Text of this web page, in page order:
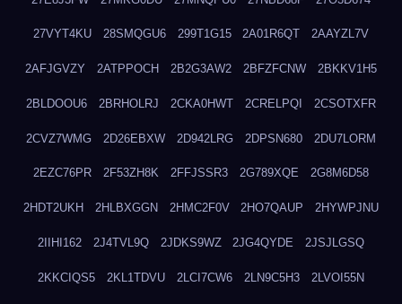
27VYT4KU 28SMQGU6 299T1G15 2A01R6QT 2AAYZL7V
2AFJGVZY 2ATPPOCH 2B2G3AW2 2BFZFCNW 2BKKV1H5
2BLDOOU6 2BRHOLRJ 2CKA0HWT 2CRELPQI 2CSOTXFR
2CVZ7WMG 2D26EBXW 2D942LRG 2DPSN680 2DU7LORM
2EZC76PR 2F53ZH8K 2FFJSSR3 2G789XQE 2G8M6D58
2HDT2UKH 2HLBXGGN 2HMC2F0V 2HO7QAUP 2HYWPJNU
2IIHI162 2J4TVL9Q 2JDKS9WZ 2JG4QYDE 2JSJLGSQ
2KKCIQS5 2KL1TDVU 2LCI7CW6 2LN9C5H3 2LVOI55N